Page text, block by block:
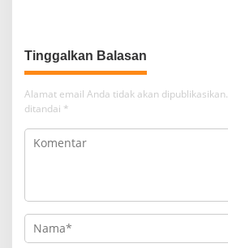
Tinggalkan Balasan
Alamat email Anda tidak akan dipublikasikan.
ditandai *